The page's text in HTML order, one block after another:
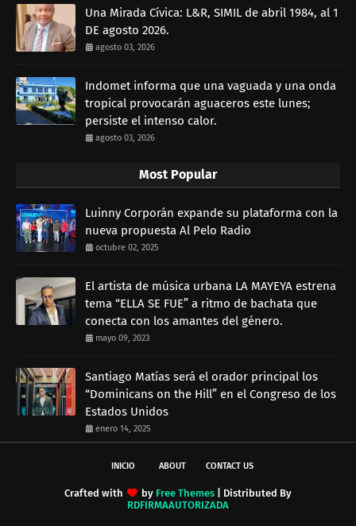
Una Mirada Cívica: L&R, SIMIL de abril 1984, al 1
DE agosto 2026.
agosto 03, 2026
Indomet informa que una vaguada y una onda
tropical provocarán aguaceros este lunes;
persiste el intenso calor.
agosto 03, 2026
Most Popular
Luinny Corporán expande su plataforma con la
nueva propuesta Al Pelo Radio
octubre 02, 2025
El artista de música urbana LA MAYEYA estrena
tema “ELLA SE FUE” a ritmo de bachata que
conecta con los amantes del género.
mayo 09, 2023
Santiago Matías será el orador principal los
“Dominicans on the Hill” en el Congreso de los
Estados Unidos
enero 14, 2025
INICIO ABOUT CONTACT US
Crafted with by Free Themes | Distributed By
RDFIRMAAUTORIZADA